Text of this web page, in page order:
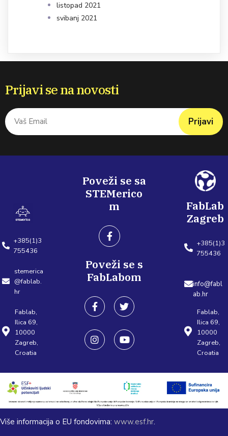
listopad 2021
svibanj 2021
Prijavi se na novosti
Prijavi
+385(1)3
755436
stemerica
@fablab.
hr
Fablab,
Ilica 69,
10000
Zagreb,
Croatia
Poveži se sa
STEMerico
m
Poveži se s
FabLabom
FabLab
Zagreb
+385(1)3
755436
info@fabl
ab.hr
Fablab,
Ilica 69,
10000
Zagreb,
Croatia
Više informacija o EU fondovima: www.esf.hr.